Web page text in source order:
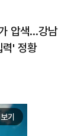
압색…강남
력' 정황
기